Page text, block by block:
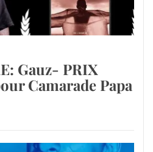
Gauz- PRIX
Camarade Papa